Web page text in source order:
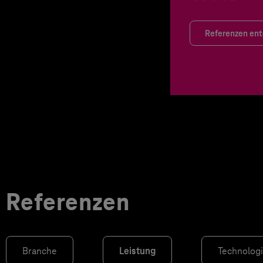
Referenzen
Referenzen
Branche Leistung